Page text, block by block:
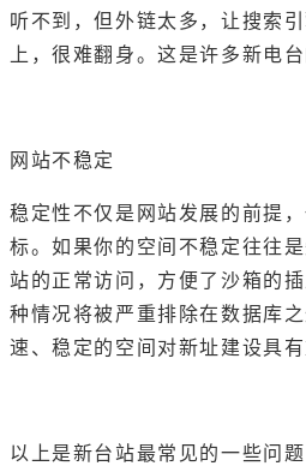
听不到，但外链太多，让搜索
上，很难翻身。这是许多新电
网站不稳定
稳定性不仅是网站发展的前提
标。如果你的空间不稳定往往
站的正常访问，方便了沙箱的
种情况将被严重排除在数据库
速、稳定的空间对新址建设具有
以上是新台站最常见的一些问